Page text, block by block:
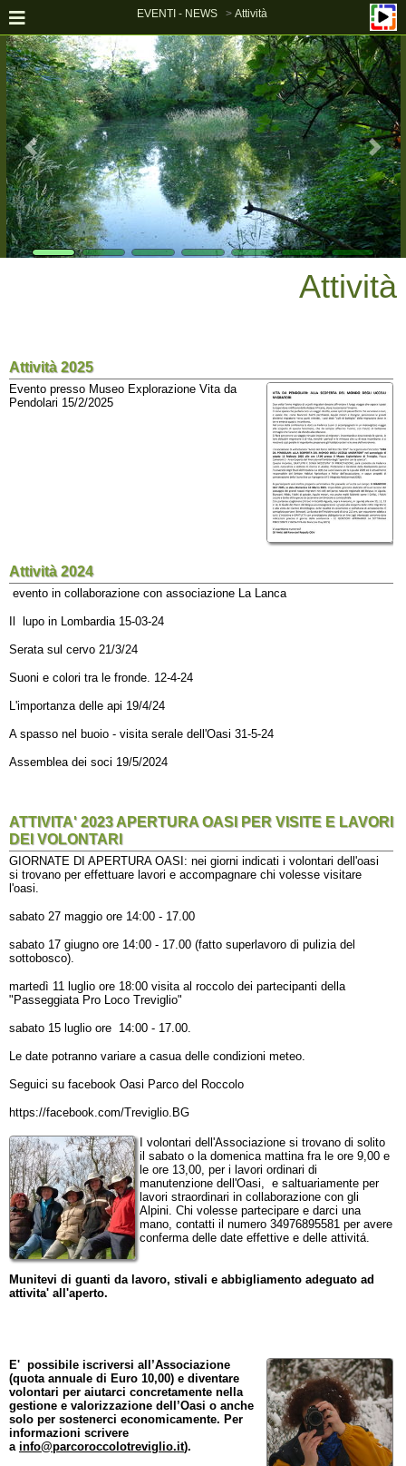
EVENTI - NEWS Attività
Attività
Attività 2025
Evento presso Museo Explorazione Vita da
Pendolari 15/2/2025
Attività 2024
evento in collaborazione con associazione La Lanca
Il lupo in Lombardia 15-03-24
Serata sul cervo 21/3/24
Suoni e colori tra le fronde. 12-4-24
L'importanza delle api 19/4/24
A spasso nel buoio - visita serale dell'Oasi 31-5-24
Assemblea dei soci 19/5/2024
ATTIVITA' 2023 APERTURA OASI PER VISITE E LAVORI
DEI VOLONTARI
GIORNATE DI APERTURA OASI: nei giorni indicati i volontari dell'oasi
si trovano per effettuare lavori e accompagnare chi volesse visitare
l'oasi.
sabato 27 maggio ore 14:00 - 17.00
sabato 17 giugno ore 14:00 - 17.00 (fatto superlavoro di pulizia del
sottobosco).
martedì 11 luglio ore 18:00 visita al roccolo dei partecipanti della
"Passeggiata Pro Loco Treviglio"
sabato 15 luglio ore 14:00 - 17.00.
Le date potranno variare a casua delle condizioni meteo.
Seguici su facebook Oasi Parco del Roccolo
https://facebook.com/Treviglio.BG
I volontari dell'Associazione si trovano di solito
il sabato o la domenica mattina fra le ore 9,00 e
le ore 13,00, per i lavori ordinari di
manutenzione dell'Oasi, e saltuariamente per
lavori straordinari in collaborazione con gli
Alpini. Chi volesse partecipare e darci una
mano, contatti il numero 34976895581 per avere
conferma delle date effettive e delle attivitá.
Munitevi di guanti da lavoro, stivali e abbigliamento adeguato ad
attivita' all'aperto.
E' possibile iscriversi all’Associazione
(quota annuale di Euro 10,00) e diventare
volontari per aiutarci concretamente nella
gestione e valorizzazione dell’Oasi o anche
solo per sostenerci economicamente. Per
informazioni scrivere
a info@parcoroccolotreviglio.it).